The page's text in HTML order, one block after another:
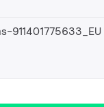
911401775633_EU